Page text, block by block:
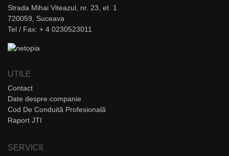
Strada Mihai Viteazul, nr. 23, et. 1
720059, Suceava
Tel / Fax: + 4 0230523011
UTILE
Contact
Date despre companie
Cod De Conduită Profesională
Raport JTI
SERVICII